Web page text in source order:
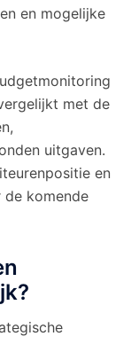
en mogelijke
met de
uitgaven.
en
komende